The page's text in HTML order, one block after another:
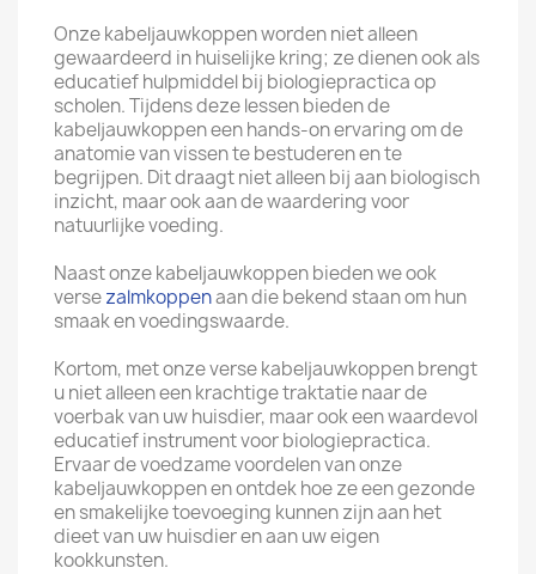
Onze kabeljauwkoppen worden niet alleen
gewaardeerd in huiselijke kring; ze dienen ook als
educatief hulpmiddel bij biologiepractica op
scholen. Tijdens deze lessen bieden de
kabeljauwkoppen een hands-on ervaring om de
anatomie van vissen te bestuderen en te
begrijpen. Dit draagt niet alleen bij aan biologisch
inzicht, maar ook aan de waardering voor
natuurlijke voeding.
Naast onze kabeljauwkoppen bieden we ook
versezalmkoppenaan die bekend staan om hun
smaak en voedingswaarde.
Kortom, met onze verse kabeljauwkoppen brengt
u niet alleen een krachtige traktatie naar de
voerbak van uw huisdier, maar ook een waardevol
educatief instrument voor biologiepractica.
Ervaar de voedzame voordelen van onze
kabeljauwkoppen en ontdek hoe ze een gezonde
en smakelijke toevoeging kunnen zijn aan het
dieet van uw huisdier en aan uw eigen
kookkunsten.